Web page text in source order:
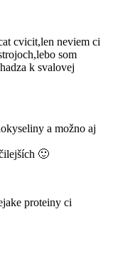
cvicit,len neviem ci
som
k svalovej
a možno aj
🙂
proteiny ci